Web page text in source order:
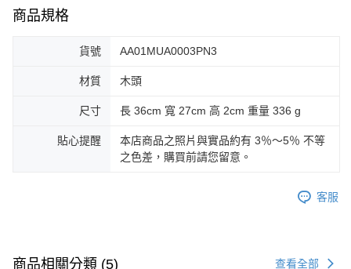
商品規格
貨號 AA01MUA0003PN3
材質 木頭
尺寸 長 36cm 寬 27cm 高 2cm 重量 336 g
貼心提醒
本店商品之照片與實品約有 3％～5％ 不等
之色差，購買前請您留意。
客服
商品相關分類 (5) 查看全部